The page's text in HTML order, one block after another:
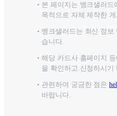
본 페이지는 뱅크샐러드
목적으로 자체 제작한
뱅크샐러드는 최신 정보
습니다.
해당 카드사 홈페이지
을 확인하고 신청하시기
관련하여 궁금한 점은
바랍니다.